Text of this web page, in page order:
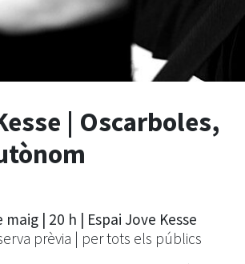
| Oscarboles,
| 20 h | Espai Jove Kesse
prèvia | per tots els públics